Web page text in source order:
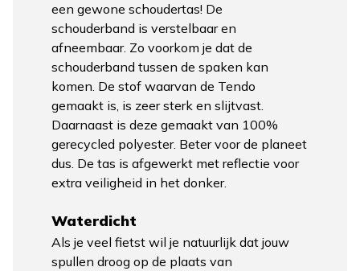
een gewone schoudertas! De
schouderband is verstelbaar en
afneembaar. Zo voorkom je dat de
schouderband tussen de spaken kan
komen. De stof waarvan de Tendo
gemaakt is, is zeer sterk en slijtvast.
Daarnaast is deze gemaakt van 100%
gerecycled polyester. Beter voor de planeet
dus. De tas is afgewerkt met reflectie voor
extra veiligheid in het donker.
Waterdicht
Als je veel fietst wil je natuurlijk dat jouw
spullen droog op de plaats van